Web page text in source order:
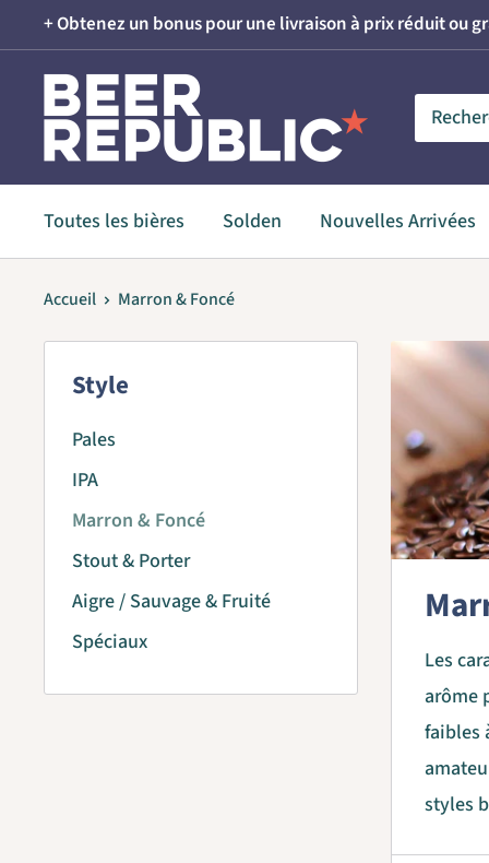
Passer
au
contenu
+ Obtenez un bonus pour une livraison à prix réduit ou
Beer
Republic
Toutes les bières Solden Nouvelles Arrivées
Accueil Marron & Foncé
Style
Pales
IPA
Marron & Foncé
Stout & Porter
Aigre / Sauvage & Fruité
Spéciaux
Les
arôme
faibles
styles